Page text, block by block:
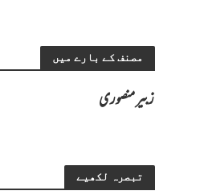
مصنف کے بارے میں
زبیر منصوری
تبصرہ لکھیے